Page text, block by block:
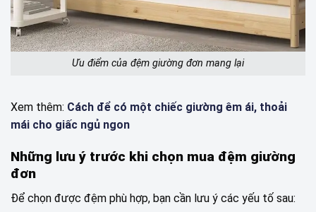
Ưu điểm của đệm giường đơn mang lại
Xem thêm: Cách để có một chiếc giường êm ái, thoải
mái cho giấc ngủ ngon
Những lưu ý trước khi chọn mua đệm giường
đơn
Để chọn được đệm phù hợp, bạn cần lưu ý các yếu tố sau: